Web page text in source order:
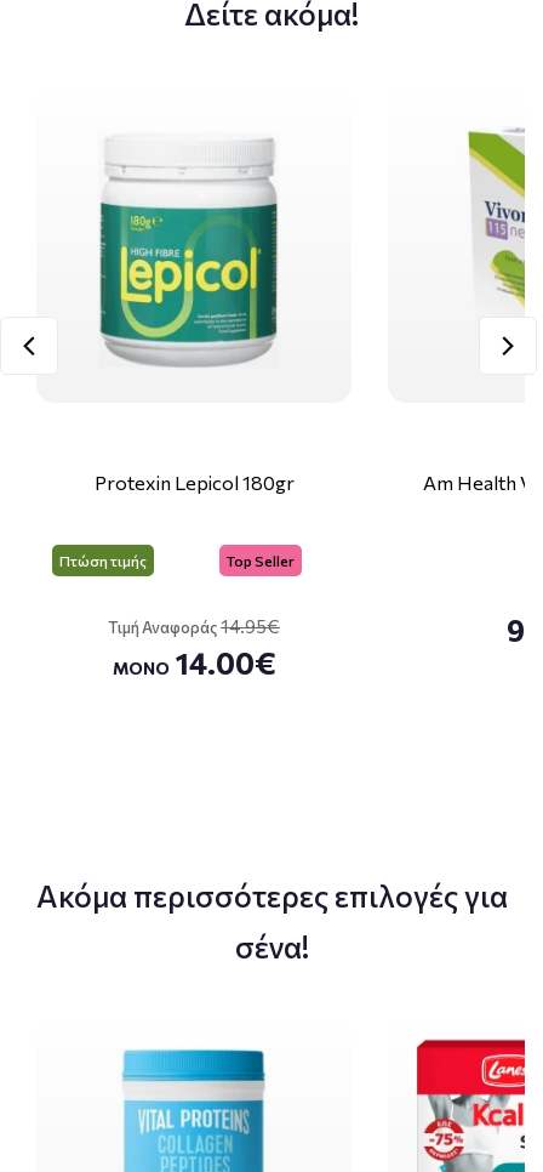
Δείτε ακόμα!
Protexin Lepicol 180gr
Πτώση τιμής Top Seller
Τιμή Αναφοράς14.95€
ΜΟΝΟ 14.00€
Am Health
Ακόμα περισσότερες επιλογές για
σένα!